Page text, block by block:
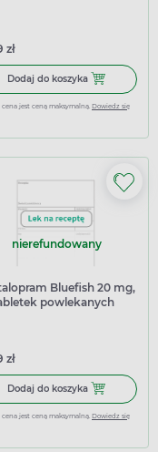
Max Sprint, 40 kapsułek
zł
Dodaj do koszyka Dodaj do
cena jest ceną maksymalną. Dowiedz się
10 mg, 28 tabletek
nierefundowany
Bluefish 20 mg,
powlekanych
zł
Dodaj do koszyka Dodaj do
cena jest ceną maksymalną. Dowiedz się